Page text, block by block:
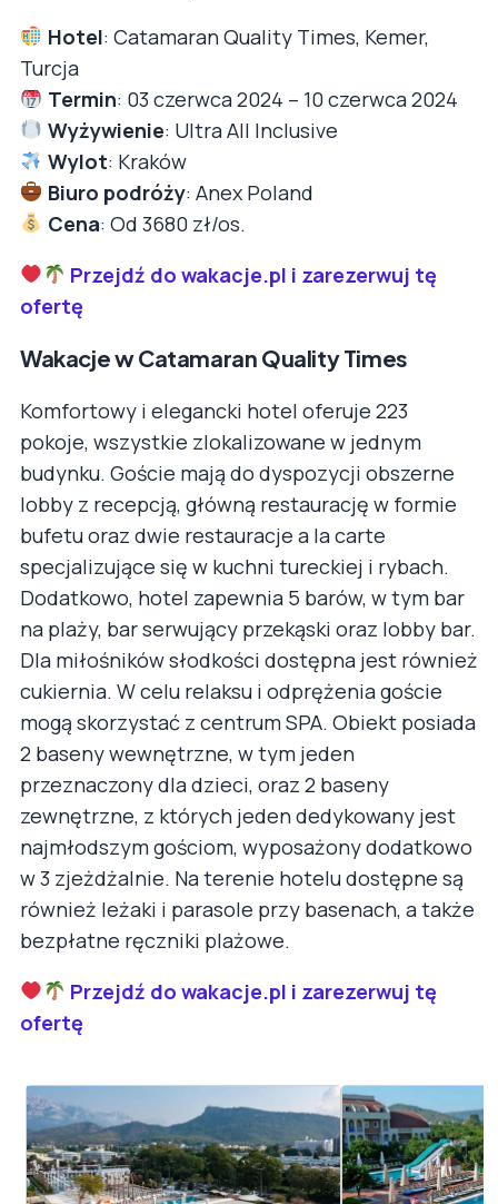
Hotel: Catamaran Quality Times, Kemer,
Turcja
Termin: 03 czerwca 2024 – 10 czerwca 2024
Wyżywienie: Ultra All Inclusive
Wylot: Kraków
Biuro podróży: Anex Poland
Cena: Od 3680 zł/os.
Przejdź do wakacje.pl i zarezerwuj tę
ofertę
Wakacje w Catamaran Quality Times
Komfortowy i elegancki hotel oferuje 223
pokoje, wszystkie zlokalizowane w jednym
budynku. Goście mają do dyspozycji obszerne
lobby z recepcją, główną restaurację w formie
bufetu oraz dwie restauracje a la carte
specjalizujące się w kuchni tureckiej i rybach.
Dodatkowo, hotel zapewnia 5 barów, w tym bar
na plaży, bar serwujący przekąski oraz lobby bar.
Dla miłośników słodkości dostępna jest również
cukiernia. W celu relaksu i odprężenia goście
mogą skorzystać z centrum SPA. Obiekt posiada
2 baseny wewnętrzne, w tym jeden
przeznaczony dla dzieci, oraz 2 baseny
zewnętrzne, z których jeden dedykowany jest
najmłodszym gościom, wyposażony dodatkowo
w 3 zjeżdżalnie. Na terenie hotelu dostępne są
również leżaki i parasole przy basenach, a także
bezpłatne ręczniki plażowe.
Przejdź do wakacje.pl i zarezerwuj tę
ofertę